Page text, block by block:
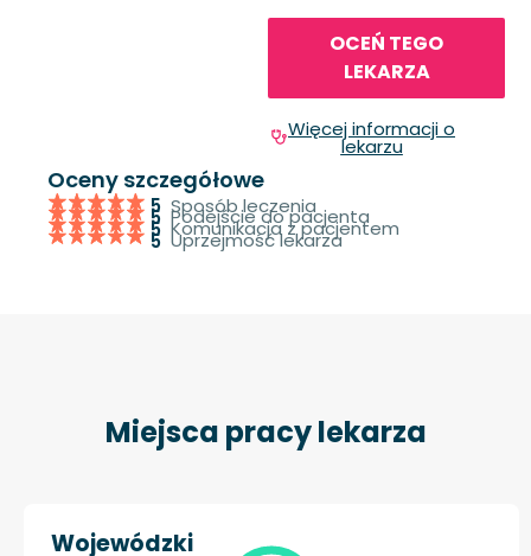
OCEŃ TEGO
LEKARZA
Więcej informacji o
lekarzu
Oceny szczegółowe
5 Sposób leczenia
5 Podejście do pacjenta
5 Komunikacja z pacjentem
5 Uprzejmość lekarza
Miejsca pracy lekarza
Wojewódzki